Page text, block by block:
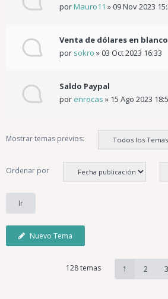
porMauro11 »09 Nov 2023
Venta de dólares en blanco
por sokro »03 Oct 2023 16:33
Saldo Paypal
por enrocas » 15 Ago 2023
Mostrar temas previos:
Ordenar por
Nuevo Tema
128 temas 1 2 3